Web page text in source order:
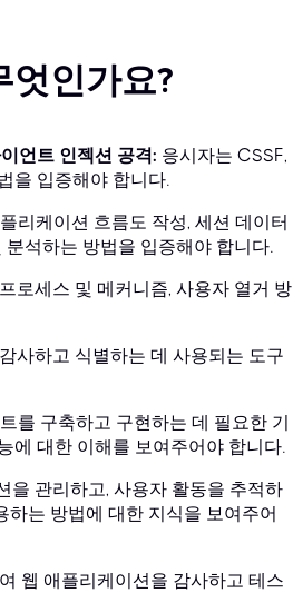
엇인가요?
언트 인젝션 공격: 응시자는 CSSF,
을 입증해야 합니다.
리케이션 흐름도 작성, 세션 데이터
석하는 방법을 입증해야 합니다.
로세스 및 메커니즘, 사용자 열거 방
사하고 식별하는 데 사용되는 도구
를 구축하고 구현하는 데 필요한 기
에 대한 이해를 보여주어야 합니다.
을 관리하고, 사용자 활동을 추적하
하는 방법에 대한 지식을 보여주어
웹 애플리케이션을 감사하고 테스